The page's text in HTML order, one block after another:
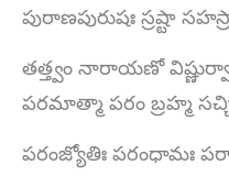
పురాణపురుషః స్రష్టా
తత్త్వం నారాయణో
పరమాత్మా పరం బ్రహ్మ
పరంజ్యోతిః పరంధామః